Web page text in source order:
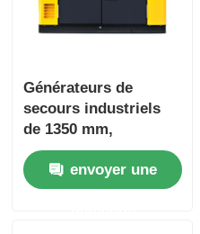
Générateurs de
secours industriels
de 1350 mm,
extérieurs, silencieux,
générateurs diesel
envoyer une